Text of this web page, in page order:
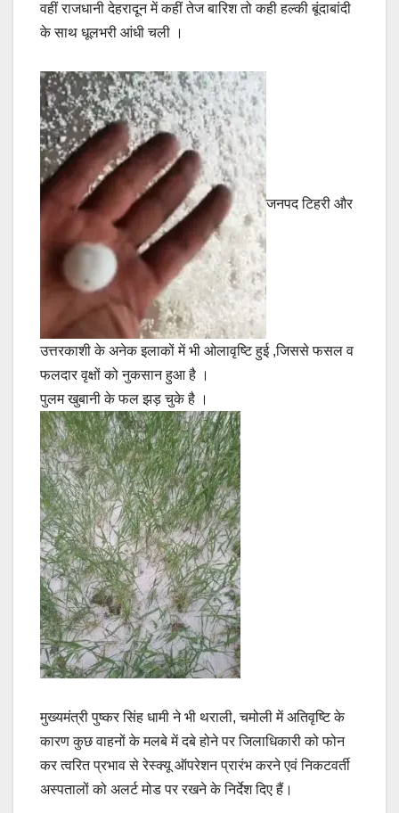
वहीं राजधानी देहरादून में कहीं तेज बारिश तो कही हल्की बूंदाबांदी
के साथ धूलभरी आंधी चली ।
जनपद टिहरी और
उत्तरकाशी के अनेक इलाकों में भी ओलावृष्टि हुई ,जिससे फसल व
फलदार वृक्षों को नुकसान हुआ है ।
पुलम खुबानी के फल झड़ चुके है ।
मुख्यमंत्री पुष्कर सिंह धामी ने भी थराली, चमोली में अतिवृष्टि के
कारण कुछ वाहनों के मलबे में दबे होने पर जिलाधिकारी को फोन
कर त्वरित प्रभाव से रेस्क्यू ऑपरेशन प्रारंभ करने एवं निकटवर्ती
अस्पतालों को अलर्ट मोड पर रखने के निर्देश दिए हैं।